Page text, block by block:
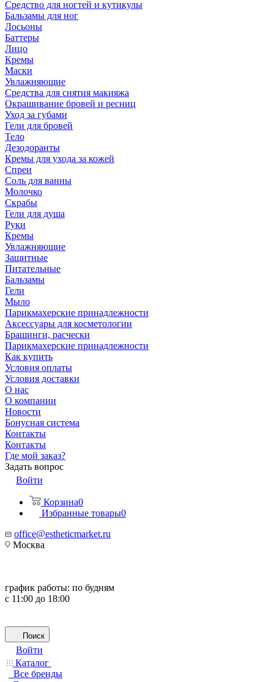
Средство для ногтей и кутикулы
Бальзамы для ног
Лосьоны
Баттеры
Лицо
Кремы
Маски
Увлажняющие
Средства для снятия макияжа
Окрашивание бровей и ресниц
Уход за губами
Гели для бровей
Тело
Дезодоранты
Кремы для ухода за кожей
Спреи
Соль для ванны
Молочко
Скрабы
Гели для душа
Руки
Кремы
Увлажняющие
Защитные
Питательные
Бальзамы
Гели
Мыло
Парикмахерские принадлежности
Аксессуары для косметологии
Брашинги, расчески
Парикмахерские принадлежности
Как купить
Условия оплаты
Условия доставки
О нас
О компании
Новости
Бонусная система
Контакты
Контакты
Где мой заказ?
Задать вопрос
Войти
Корзина0
Избранные товары0
office@estheticmarket.ru
Москва
график работы: по будням
с 11:00 до 18:00
Поиск
Войти
Каталог
Все бренды